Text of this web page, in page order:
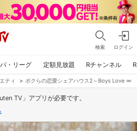
検索 ログイン
パ・リーグ 定額見放題 Rチャンネル
ティ > ボクらの恋愛シェアハウス2～Boys Love ∞
TV」アプリが必要です。